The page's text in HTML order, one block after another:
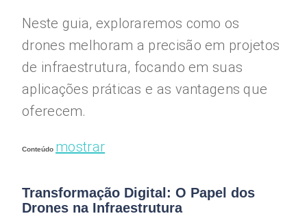
Neste guia, exploraremos como os
drones melhoram a precisão em projetos
de infraestrutura, focando em suas
aplicações práticas e as vantagens que
oferecem.
Conteúdo mostrar
Transformação Digital: O Papel dos
Drones na Infraestrutura